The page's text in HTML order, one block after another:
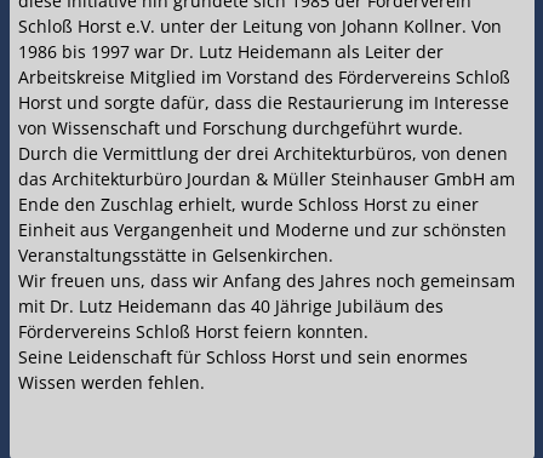
Schloß Horst e.V. unter der Leitung von Johann Kollner. Von
1986 bis 1997 war Dr. Lutz Heidemann als Leiter der
Arbeitskreise Mitglied im Vorstand des Fördervereins Schloß
Horst und sorgte dafür, dass die Restaurierung im Interesse
von Wissenschaft und Forschung durchgeführt wurde.
Durch die Vermittlung der drei Architekturbüros, von denen
das Architekturbüro Jourdan & Müller Steinhauser GmbH am
Ende den Zuschlag erhielt, wurde Schloss Horst zu einer
Einheit aus Vergangenheit und Moderne und zur schönsten
Veranstaltungsstätte in Gelsenkirchen.
Wir freuen uns, dass wir Anfang des Jahres noch gemeinsam
mit Dr. Lutz Heidemann das 40 Jährige Jubiläum des
Fördervereins Schloß Horst feiern konnten.
Seine Leidenschaft für Schloss Horst und sein enormes
Wissen werden fehlen.